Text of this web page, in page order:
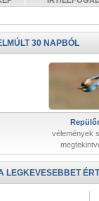
30 NAPBÓL
vélemények
LEGKEVESEBBET